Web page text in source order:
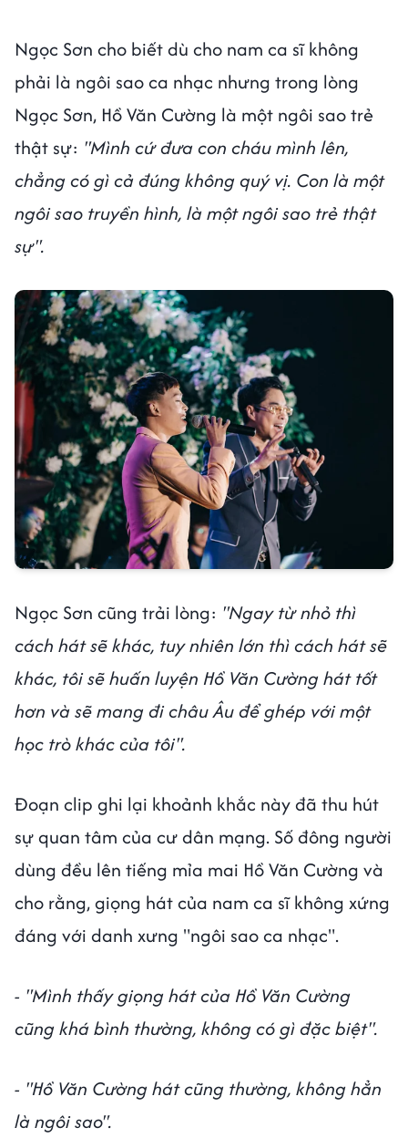
Ngọc Sơn cho biết dù cho nam ca sĩ không
phải là ngôi sao ca nhạc nhưng trong lòng
Ngọc Sơn, Hồ Văn Cường là một ngôi sao trẻ
thật sự: "Mình cứ đưa con cháu mình lên,
chẳng có gì cả đúng không quý vị. Con là một
ngôi sao truyền hình, là một ngôi sao trẻ thật
sự".
Ngọc Sơn cũng trải lòng: "Ngay từ nhỏ thì
cách hát sẽ khác, tuy nhiên lớn thì cách hát sẽ
khác, tôi sẽ huấn luyện Hồ Văn Cường hát tốt
hơn và sẽ mang đi châu Âu để ghép với một
học trò khác của tôi".
Đoạn clip ghi lại khoảnh khắc này đã thu hút
sự quan tâm của cư dân mạng. Số đông người
dùng đều lên tiếng mỉa mai Hồ Văn Cường và
cho rằng, giọng hát của nam ca sĩ không xứng
đáng với danh xưng "ngôi sao ca nhạc".
- "Mình thấy giọng hát của Hồ Văn Cường
cũng khá bình thường, không có gì đặc biệt".
- "Hồ Văn Cường hát cũng thường, không hẳn
là ngôi sao".